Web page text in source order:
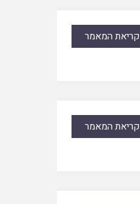
קריאת המאמר
קריאת המאמר